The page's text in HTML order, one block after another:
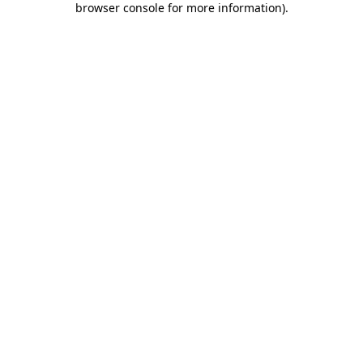
browser console for more information).